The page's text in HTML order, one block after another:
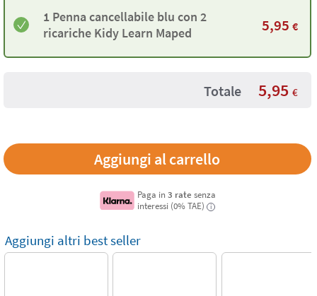
1 Penna cancellabile blu con 2
ricariche Kidy Learn Maped
5,95 €
Totale 5,95 €
Paga in 3 rate senza
interessi (0% TAE)
i
Aggiungi altri best seller